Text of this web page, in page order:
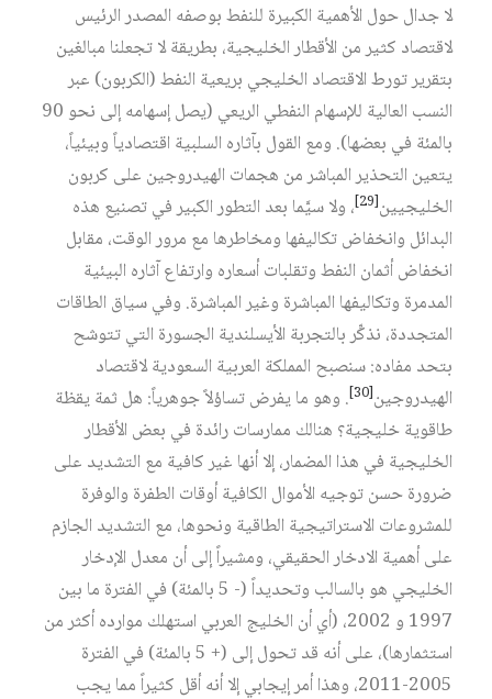
لا جدال حول الأهمية الكبيرة للنفط بوصفه المصدر الرئيس
لاقتصاد كثير من الأقطار الخليجية، بطريقة لا تجعلنا مبالغين
بتقرير تورط الاقتصاد الخليجي بريعية النفط (الكربون) عبر
النسب العالية للإسهام النفطي الريعي (يصل إسهامه إلى نحو 90
بالمئة في بعضها). ومع القول بآثاره السلبية اقتصادياً وبيئياً،
يتعين التحذير المباشر من هجمات الهيدروجين على كربون
الخليجيين[29]
، ولا سيَّما بعد التطور الكبير في تصنيع هذه
البدائل وانخفاض تكاليفها ومخاطرها مع مرور الوقت، مقابل
انخفاض أثمان النفط وتقلبات أسعاره وارتفاع آثاره البيئية
المدمرة وتكاليفها المباشرة وغير المباشرة. وفي سياق الطاقات
المتجددة، نذكِّر بالتجربة الأيسلندية الجسورة التي تتوشح
بتحد مفاده: سنصبح المملكة العربية السعودية لاقتصاد
الهيدروجين[30]
. وهو ما يفرض تساؤلاً جوهرياً: هل ثمة يقظة
طاقوية خليجية؟ هنالك ممارسات رائدة في بعض الأقطار
الخليجية في هذا المضمار، إلا أنها غير كافية مع التشديد على
ضرورة حسن توجيه الأموال الكافية أوقات الطفرة والوفرة
للمشروعات الاستراتيجية الطاقية ونحوها، مع التشديد الجازم
على أهمية الادخار الحقيقي، ومشيراً إلى أن معدل الإدخار
الخليجي هو بالسالب وتحديداً (- 5 بالمئة) في الفترة ما بين
1997 و 2002، (أي أن الخليج العربي استهلك موارده أكثر من
استثمارها)، على أنه قد تحول إلى (+ 5 بالمئة) في الفترة
2005-2011، وهذا أمر إيجابي إلا أنه أقل كثيراً مما يجب